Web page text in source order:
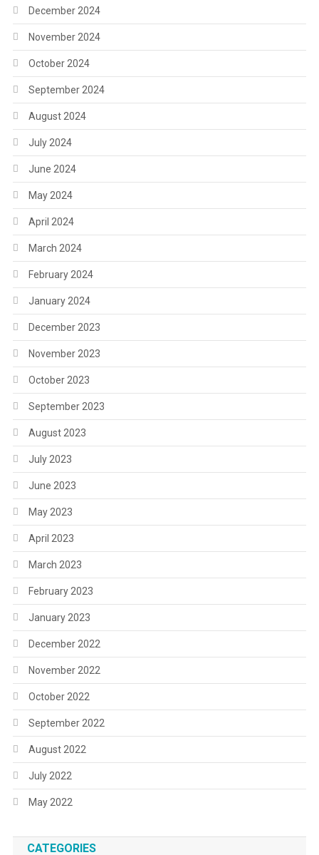
December 2024
November 2024
October 2024
September 2024
August 2024
July 2024
June 2024
May 2024
April 2024
March 2024
February 2024
January 2024
December 2023
November 2023
October 2023
September 2023
August 2023
July 2023
June 2023
May 2023
April 2023
March 2023
February 2023
January 2023
December 2022
November 2022
October 2022
September 2022
August 2022
July 2022
May 2022
CATEGORIES